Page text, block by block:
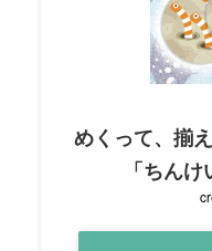
めくって、揃
「ちん